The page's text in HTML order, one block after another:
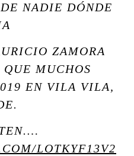
NADIE DÓNDE
ZAMORA
MUCHOS
EN VILA VILA,
LOTKYF13V2